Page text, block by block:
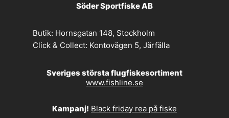
Söder Sportfiske AB
Butik: Hornsgatan 148, Stockholm
Click & Collect: Kontovägen 5, Järfälla
Sveriges största flugfiskesortiment
www.fishline.se
Kampanj! Black friday rea på fiske